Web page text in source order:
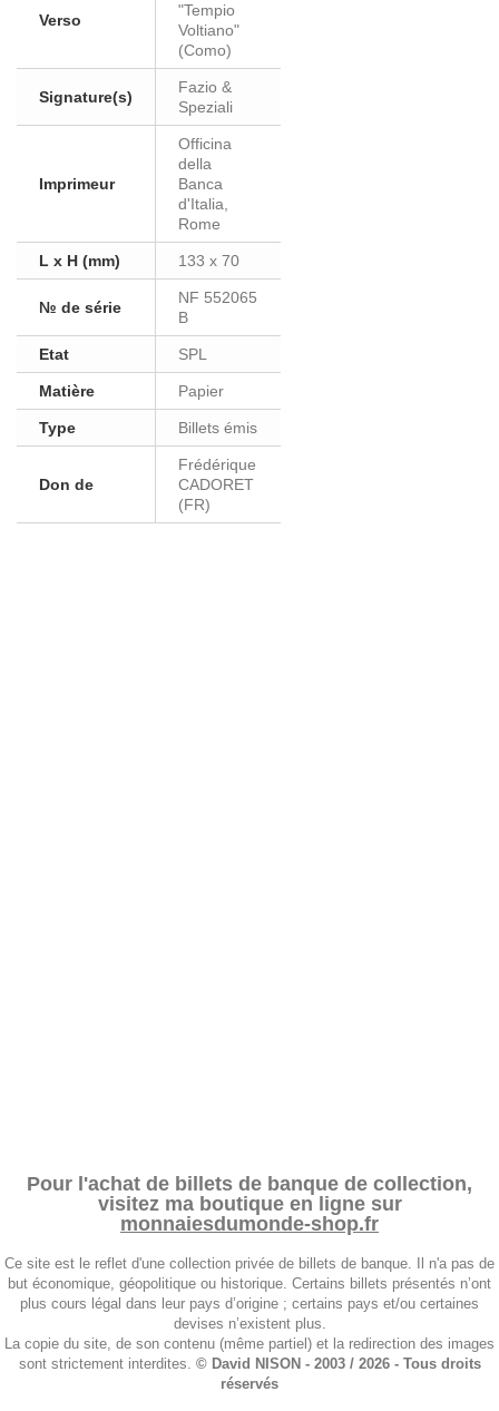
Verso
"Tempio
Voltiano"
(Como)
Signature(s)
Fazio &
Speziali
Imprimeur
Officina
della
Banca
d'Italia,
Rome
L x H (mm) 133 x 70
№ de série
NF 552065
B
Etat SPL
Matière Papier
Type Billets émis
Don de
Frédérique
CADORET
(FR)
Pour l'achat de billets de banque de collection,
visitez ma boutique en ligne sur
monnaiesdumonde-shop.fr
Ce site est le reflet d'une collection privée de billets de banque. Il n'a pas de
but économique, géopolitique ou historique. Certains billets présentés n’ont
plus cours légal dans leur pays d’origine ; certains pays et/ou certaines
devises n’existent plus.
La copie du site, de son contenu (même partiel) et la redirection des images
sont strictement interdites. © David NISON - 2003 / 2026 - Tous droits
réservés